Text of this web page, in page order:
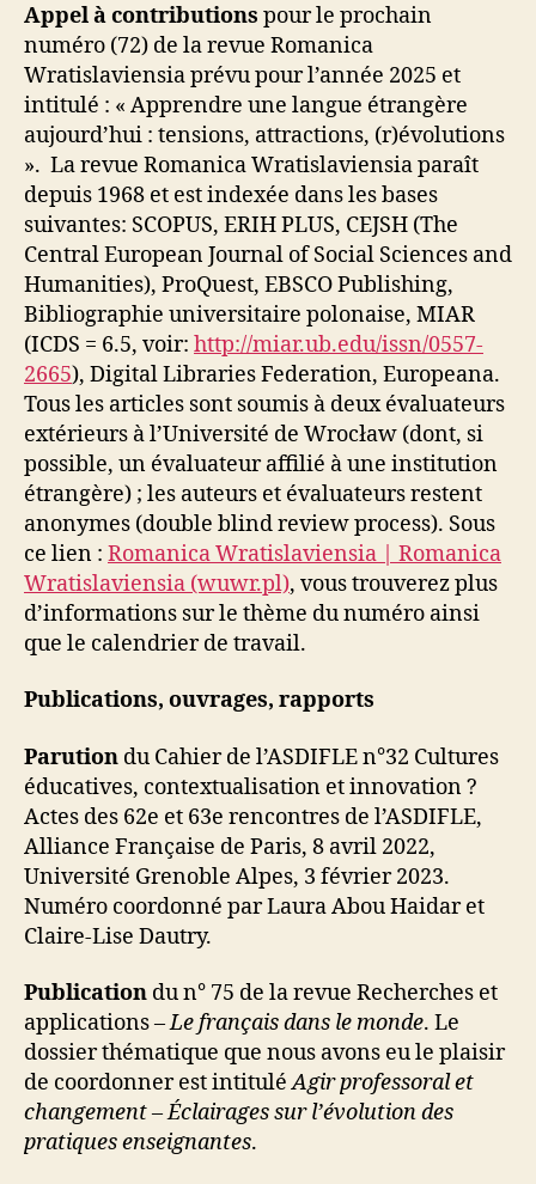
Appel à contributions pour le prochain
numéro (72) de la revue Romanica
Wratislaviensia prévu pour l’année 2025 et
intitulé : « Apprendre une langue étrangère
aujourd’hui : tensions, attractions, (r)évolutions
». La revue Romanica Wratislaviensia paraît
depuis 1968 et est indexée dans les bases
suivantes: SCOPUS, ERIH PLUS, CEJSH (The
Central European Journal of Social Sciences and
Humanities), ProQuest, EBSCO Publishing,
Bibliographie universitaire polonaise, MIAR
(ICDS = 6.5, voir: http://miar.ub.edu/issn/0557-
2665), Digital Libraries Federation, Europeana.
Tous les articles sont soumis à deux évaluateurs
extérieurs à l’Université de Wrocław (dont, si
possible, un évaluateur affilié à une institution
étrangère) ; les auteurs et évaluateurs restent
anonymes (double blind review process). Sous
ce lien : Romanica Wratislaviensia | Romanica
Wratislaviensia (wuwr.pl), vous trouverez plus
d’informations sur le thème du numéro ainsi
que le calendrier de travail.
Publications, ouvrages, rapports
Parution du Cahier de l’ASDIFLE n°32 Cultures
éducatives, contextualisation et innovation ?
Actes des 62e et 63e rencontres de l’ASDIFLE,
Alliance Française de Paris, 8 avril 2022,
Université Grenoble Alpes, 3 février 2023.
Numéro coordonné par Laura Abou Haidar et
Claire-Lise Dautry.
Publication du n° 75 de la revue Recherches et
applications –Le français dans le monde. Le
dossier thématique que nous avons eu le plaisir
de coordonner est intituléAgir professoral et
changement – Éclairages sur l’évolution des
pratiques enseignantes.